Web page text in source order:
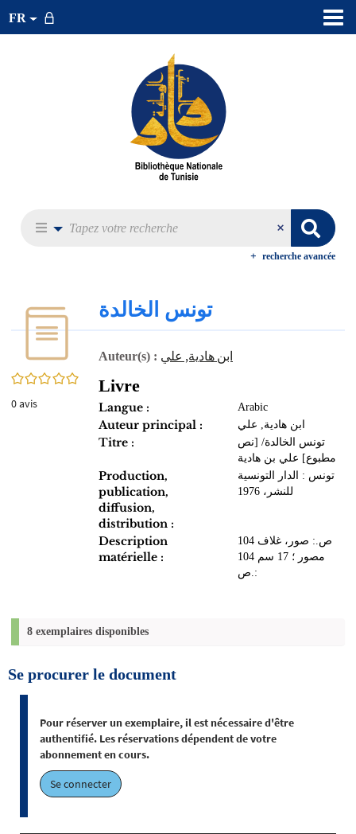
FR
recherche avancée
0/5
0avis
تونس الخالدة
Auteur(s) : ابن هادية, علي
Livre
Langue : Arabic
Auteur principal : ابن هادية, علي
Titre :
تونس الخالدة/ [نص
مطبوع] علي بن هادية
Production,
publication,
diffusion,
distribution :
تونس : الدار التونسية
للنشر، 1976
Description
matérielle :
104 ص.: صور، غلاف
مصور ؛ 17 سم 104
ص.:
8 exemplaires disponibles
Se procurer le document
Pour réserver un exemplaire, il est nécessaire d'être
authentifié. Les réservations dépendent de votre
abonnement en cours.
Se connecter